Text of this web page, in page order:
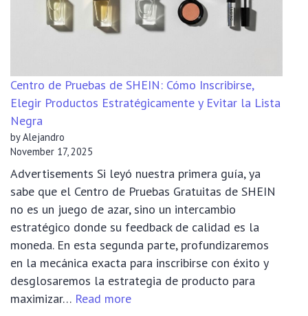
Trial
Centro de Pruebas de SHEIN: Cómo Inscribirse,
Elegir Productos Estratégicamente y Evitar la Lista
Negra
by Alejandro
November 17, 2025
Advertisements Si leyó nuestra primera guía, ya
sabe que el Centro de Pruebas Gratuitas de SHEIN
no es un juego de azar, sino un intercambio
estratégico donde su feedback de calidad es la
moneda. En esta segunda parte, profundizaremos
en la mecánica exacta para inscribirse con éxito y
desglosaremos la estrategia de producto para
maximizar… Read more: